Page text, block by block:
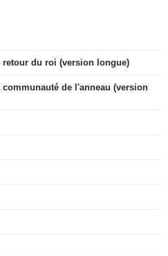
retour du roi (version longue)
de l'anneau (version